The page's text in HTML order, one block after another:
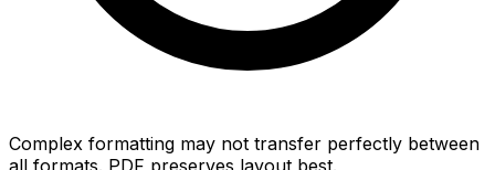
Complex formatting may not transfer perfectly between